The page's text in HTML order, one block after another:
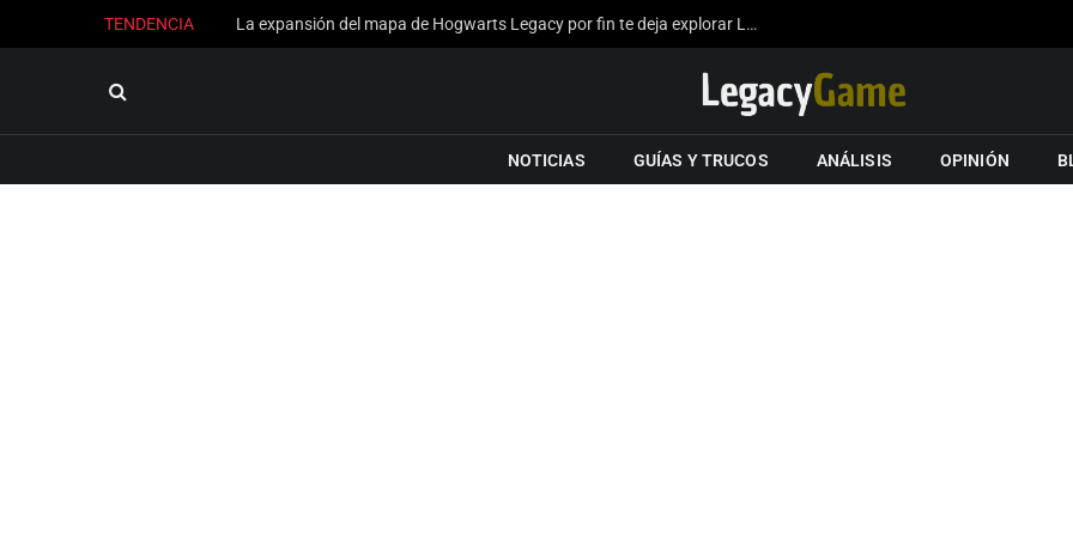
TENDENCIA La expansión del mapa de Hogwarts Legacy por fin te deja explorar Londres gracias a los fans
NOTICIAS GUÍAS Y TRUCOS ANÁLISIS OPINIÓN